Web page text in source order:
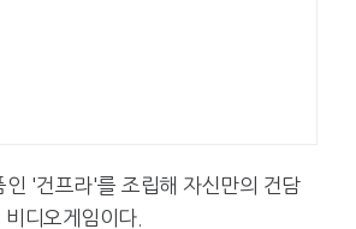
'건프라'를 조립해 자신만의 건담
디오게임이다.